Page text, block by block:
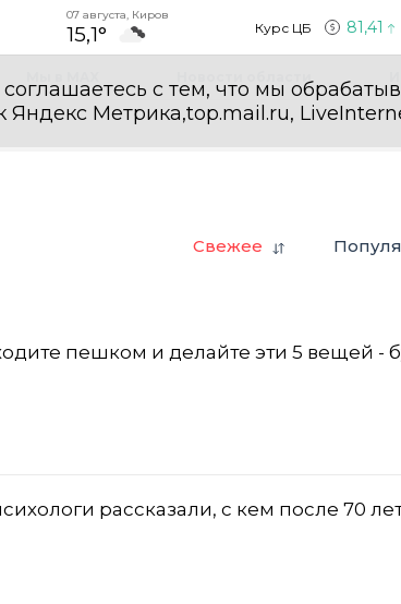
07 августа, Киров
15,1° Курс ЦБ 81,41
с тем, что мы
Метрика,top.mail.ru,
Свежее
пешком и делайте эти 5 вещей -
рассказали, с кем после 70